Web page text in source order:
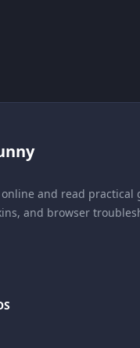
online and read practical
and browser